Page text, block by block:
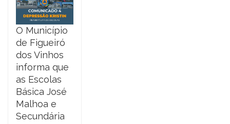
O Município
de Figueiró
dos Vinhos
informa que
as Escolas
Básica José
Malhoa e
Secundária